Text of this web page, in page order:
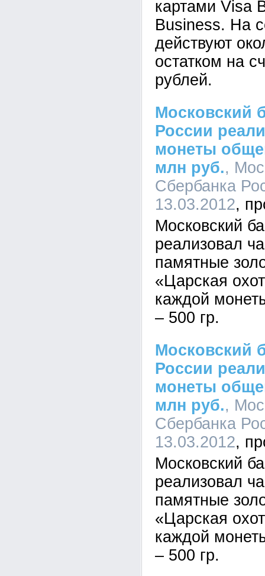
картами Visa
Business. На
действуют
остатком на
рублей.
Московский
России
монеты
млн руб.,
Сбербанка
13.03.2012
Московский
реализовал
памятные
«Царская
каждой
– 500 гр.
Московский
России
монеты
млн руб.,
Сбербанка
13.03.2012
Московский
реализовал
памятные
«Царская
каждой
– 500 гр.